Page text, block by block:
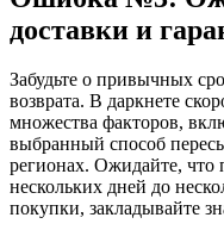
доставки и
Забудьте о привычных
возврата. В даркнете
множества факторов,
выбранный способ
регионах. Ожидайте, что
нескольких дней до
покупки, закладывайте